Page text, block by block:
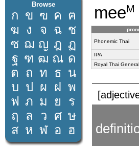
Browse
ก ข ฃ ค ฅ
ฆ ง จ ฉ ช
ซ ฌ ญ ฎ ฏ
ฐ ฑ ฒ ณ ด
ต ถ ท ธ น
บ ป ผ ฝ พ
ฟ ภ ม ย
ร
ฤ
ล ว ศ ษ
ส ห ฬ อ ฮ
meeM
Phonemic Thai
IPA
Royal Thai